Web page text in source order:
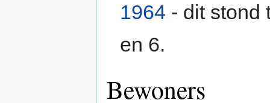
1964 - dit stond
en 6.
Bewoners